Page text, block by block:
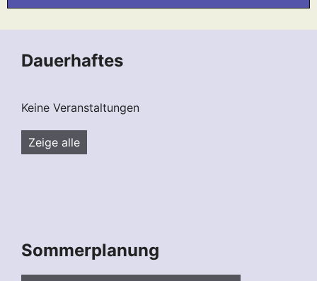
Dauerhaftes
Keine Veranstaltungen
Zeige alle
Sommerplanung